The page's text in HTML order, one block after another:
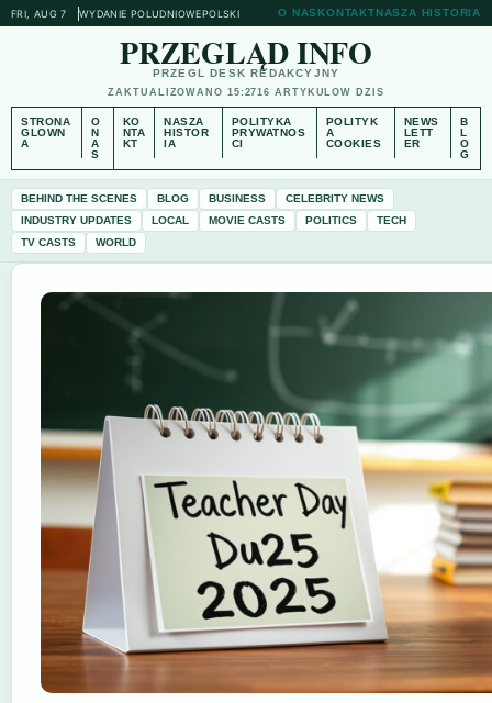
FRI, AUG 7 WYDANIE POLUDNIOWEPOLSKI O NASKONTAKTNASZA HISTORIA
PRZEGLĄD INFO
PRZEGL DESK REDAKCYJNY
ZAKTUALIZOWANO 15:2716 ARTYKULOW DZIS
STRONA
GLOWN
A
O
N
A
S
KO
NTA
KT
NASZA
HISTOR
IA
POLITYKA
PRYWATNOS
CI
POLITYK
A
COOKIES
NEWS
LETT
ER
B
L
O
G
BEHIND THE SCENES BLOG BUSINESS
CELEBRITY NEWS
INDUSTRY UPDATES
LOCAL MOVIE CASTS POLITICS
TECH
TV CASTS
WORLD